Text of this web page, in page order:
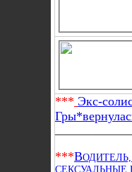
*** Экс-
***В